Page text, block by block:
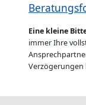
Eine kleine
immer Ihre